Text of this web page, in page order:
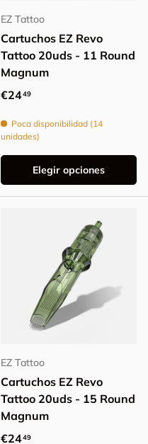
EZ Tattoo
Cartuchos EZ Revo
Tattoo 20uds - 11 Round
Magnum
Precio normal
€2449
Poca disponibilidad (14
unidades)
Elegir opciones
EZ Tattoo
Cartuchos EZ Revo
Tattoo 20uds - 15 Round
Magnum
Precio normal
€2449